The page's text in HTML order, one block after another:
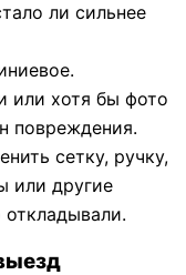
ли сильнее
или хотя бы фото
повреждения.
сетку, ручку,
или другие